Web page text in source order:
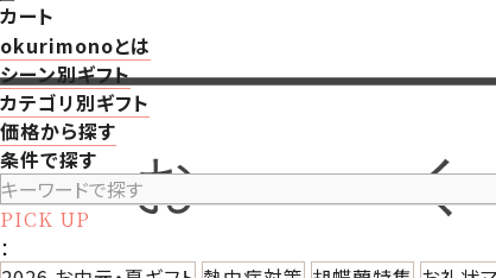
カート
okurimonoとは
シーン別ギフト
カテゴリ別ギフト
価格から探す
条件で探す
PICK UP
：